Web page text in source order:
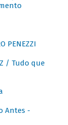
PENEZZI
/ Tudo que
Antes -